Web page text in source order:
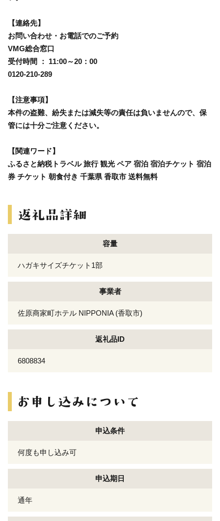
【連絡先】
お問い合わせ・お電話でのご予約
VMG総合窓口
受付時間 ： 11:00～20：00
0120-210-289
【注意事項】
本件の盗難、紛失または減失等の責任は負いませんので、保
管には十分ご注意ください。
【関連ワード】
ふるさと納税トラベル 旅行 観光 ペア 宿泊 宿泊チケット 宿泊
券 チケット 朝食付き 千葉県 香取市 送料無料
容量
ハガキサイズチケット1部
事業者
佐原商家町ホテル NIPPONIA (香取市)
返礼品ID
6808834
申込条件
何度も申し込み可
申込期日
通年